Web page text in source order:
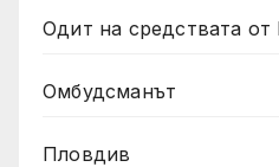
Одит на средствата от
Омбудсманът
Пловдив